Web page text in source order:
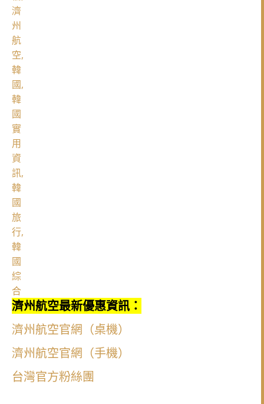
濟州航空最新優惠資訊：
濟州航空官網（桌機）
濟州航空官網（手機）
台灣官方粉絲團